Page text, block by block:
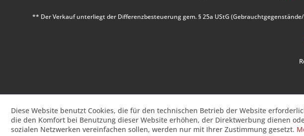
** Der Verkauf unterliegt der Differenzbesteuerung gem. § 25a UStG
Diese Website benutzt Cookies, die für den technischen Betrieb der Website
die den Komfort bei Benutzung dieser Website erhöhen, der Direktwerbung dienen
sozialen Netzwerken vereinfachen sollen, werden nur mit Ihrer Zustimmung gesetzt.